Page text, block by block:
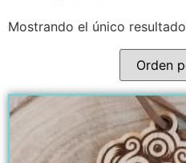
Mostrando el único resultado